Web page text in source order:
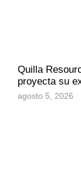
Quilla
proyecta su
agosto 5, 2026